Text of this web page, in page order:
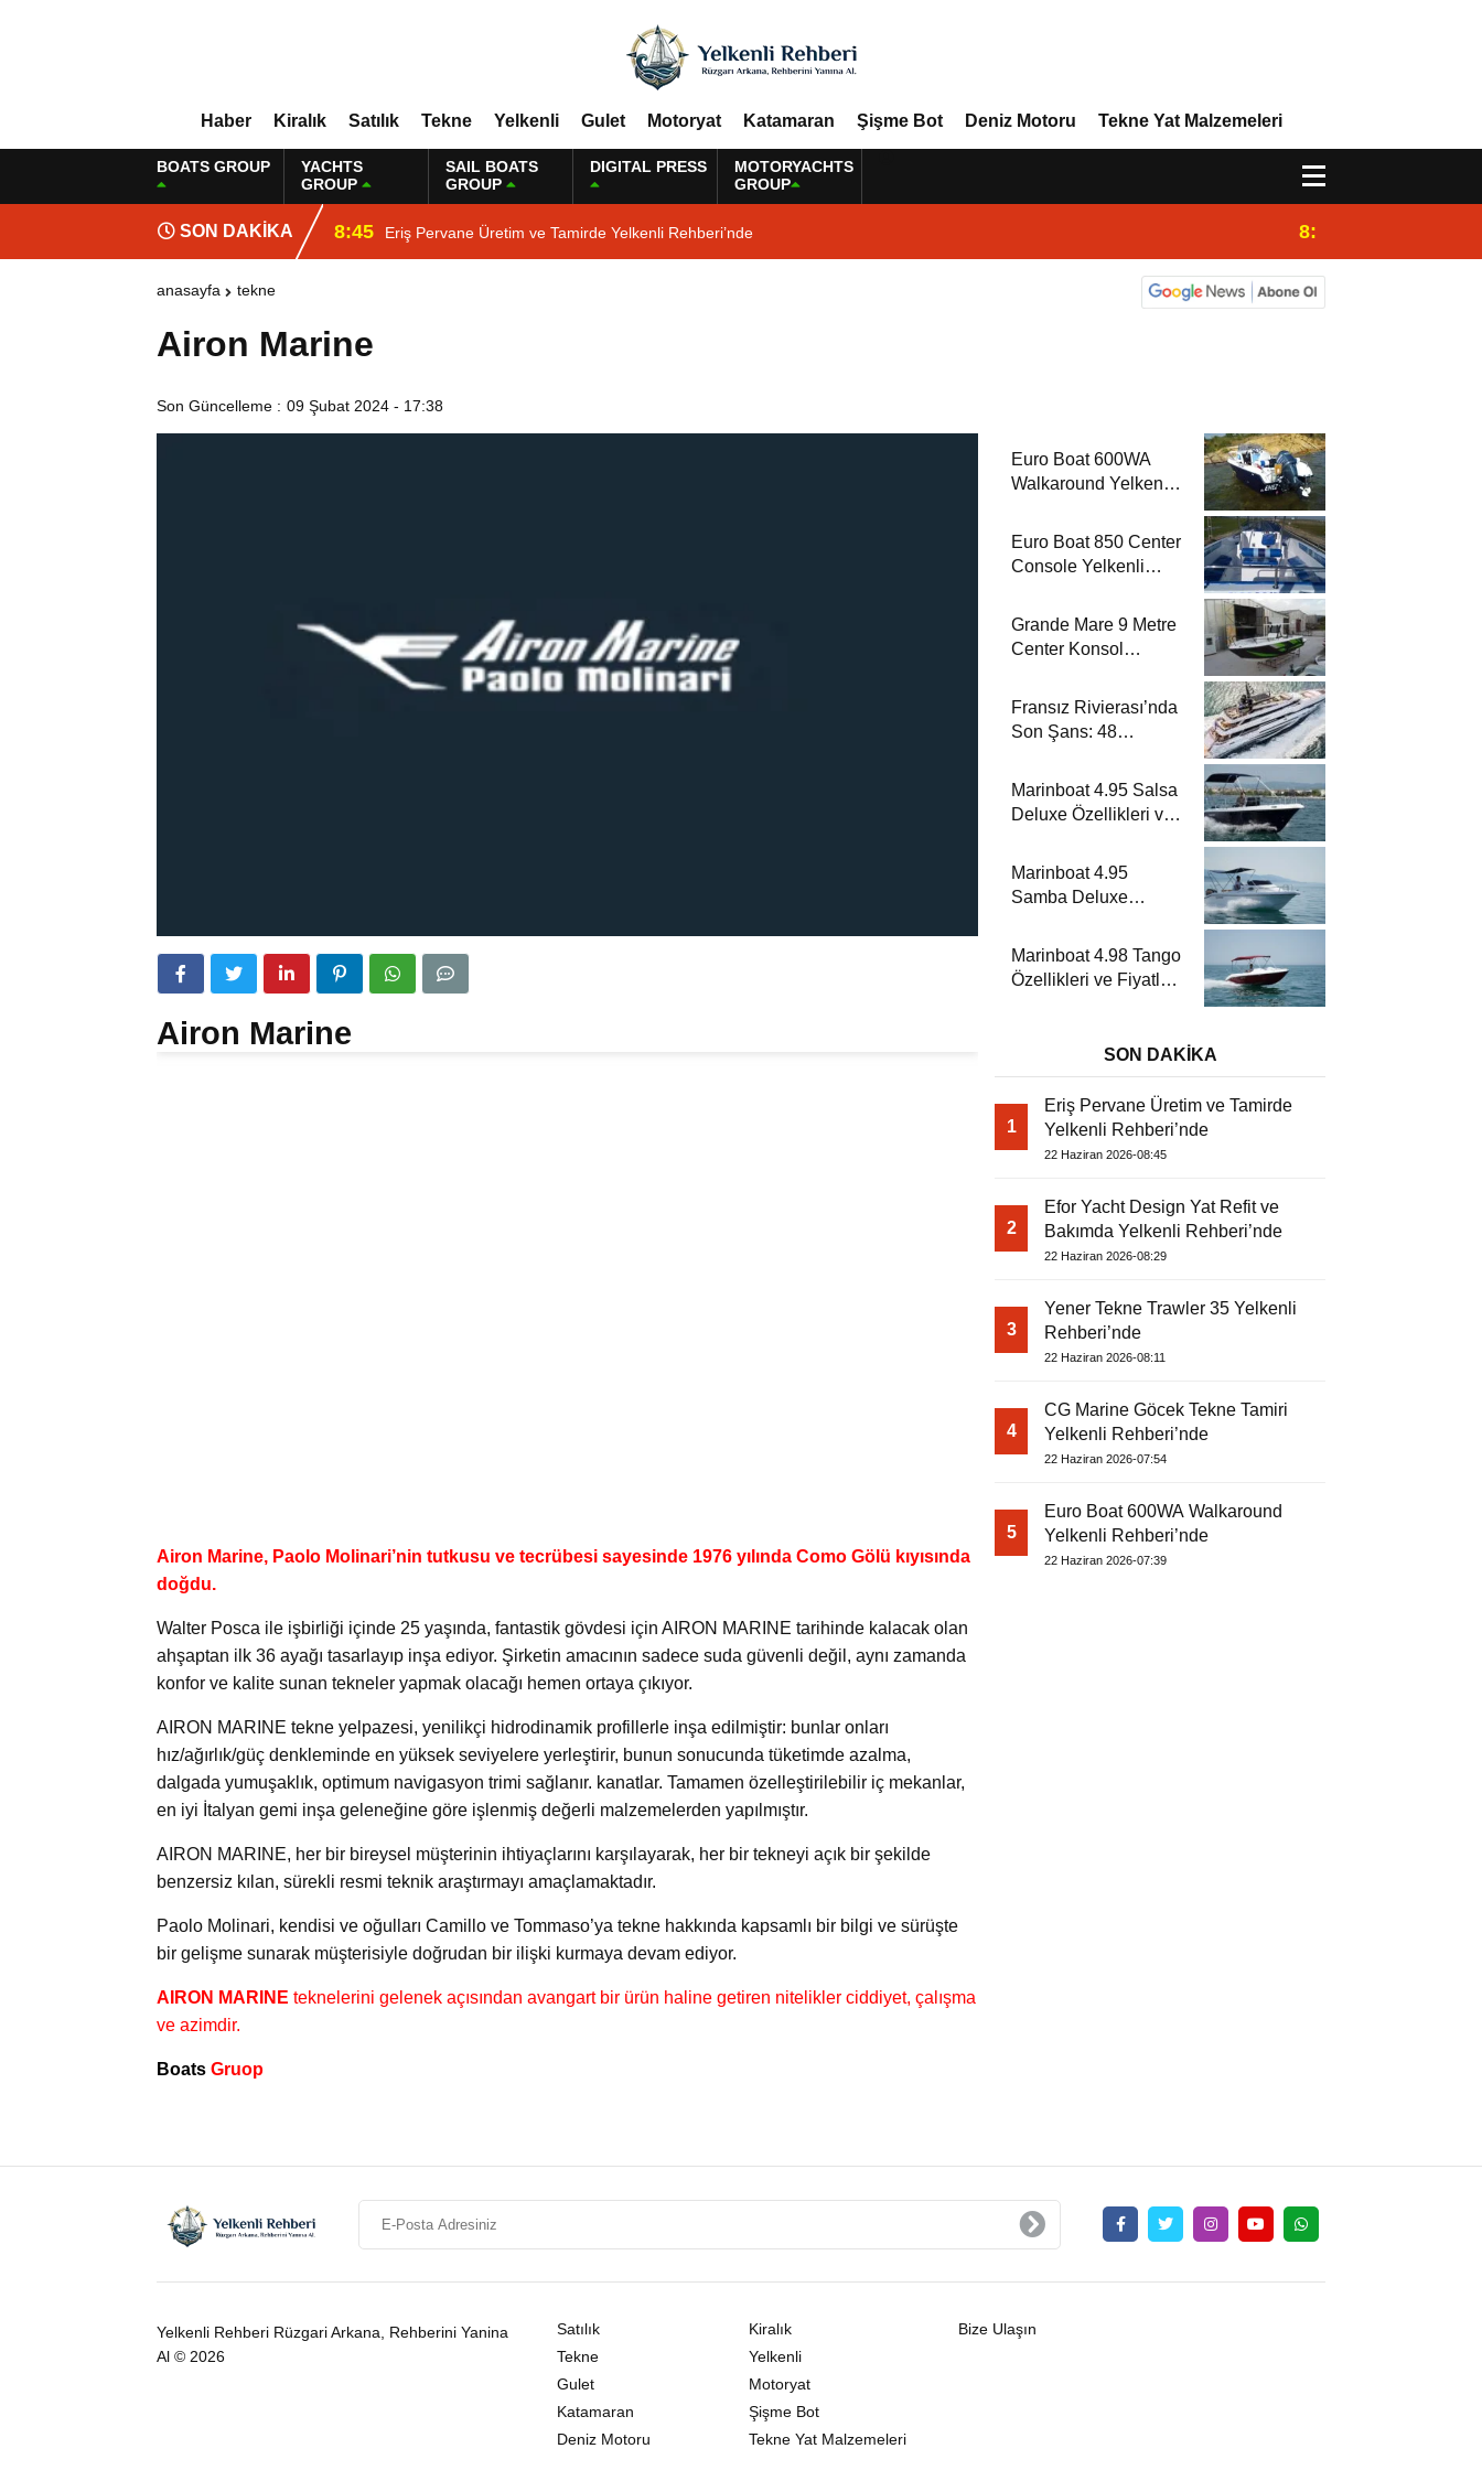
Haber Kiralık Satılık Tekne Yelkenli Gulet Motoryat Katamaran Şişme Bot Deniz Motoru Tekne Yat Malzemeleri
BOATS GROUP
YACHTS
GROUP
SAIL BOATS
GROUP
DIGITAL PRESS
MOTORYACHTS
GROUP
SON DAKİKA 8:45 Eriş Pervane Üretim ve Tamirde Yelkenli Rehberi’nde 8:29
anasayfa tekne
Airon Marine
Son Güncelleme : 09 Şubat 2024 - 17:38
Airon Marine
Airon Marine, Paolo Molinari’nin tutkusu ve tecrübesi sayesinde 1976 yılında Como Gölü kıyısında
doğdu.
Walter Posca ile işbirliği içinde 25 yaşında, fantastik gövdesi için AIRON MARINE tarihinde kalacak olan
ahşaptan ilk 36 ayağı tasarlayıp inşa ediyor. Şirketin amacının sadece suda güvenli değil, aynı zamanda
konfor ve kalite sunan tekneler yapmak olacağı hemen ortaya çıkıyor.
AIRON MARINE tekne yelpazesi, yenilikçi hidrodinamik profillerle inşa edilmiştir: bunlar onları
hız/ağırlık/güç denkleminde en yüksek seviyelere yerleştirir, bunun sonucunda tüketimde azalma,
dalgada yumuşaklık, optimum navigasyon trimi sağlanır. kanatlar. Tamamen özelleştirilebilir iç mekanlar,
en iyi İtalyan gemi inşa geleneğine göre işlenmiş değerli malzemelerden yapılmıştır.
AIRON MARINE, her bir bireysel müşterinin ihtiyaçlarını karşılayarak, her bir tekneyi açık bir şekilde
benzersiz kılan, sürekli resmi teknik araştırmayı amaçlamaktadır.
Paolo Molinari, kendisi ve oğulları Camillo ve Tommaso’ya tekne hakkında kapsamlı bir bilgi ve sürüşte
bir gelişme sunarak müşterisiyle doğrudan bir ilişki kurmaya devam ediyor.
AIRON MARINE teknelerini gelenek açısından avangart bir ürün haline getiren nitelikler ciddiyet, çalışma
ve azimdir.
Boats Gruop
Euro Boat 600WA
Walkaround Yelkenli
Euro Boat 850 Center
Console Yelkenli
Grande Mare 9 Metre
Center Konsol
Fransız Rivierası’nda
Son Şans: 48
Mükemmel Bir Yat
Tatili
Marinboat 4.95 Salsa
Deluxe Özellikleri ve
Lüks Tekne
Marinboat 4.95
Samba Deluxe
– A Sınıfı Lüks Tekne
Marinboat 4.98 Tango
Özellikleri ve Fiyatları
SON DAKİKA
1
Eriş Pervane Üretim ve Tamirde
Yelkenli Rehberi’nde
22 Haziran 2026-08:45
2
Efor Yacht Design Yat Refit ve
Bakımda Yelkenli Rehberi’nde
22 Haziran 2026-08:29
3
Yener Tekne Trawler 35 Yelkenli
Rehberi’nde
22 Haziran 2026-08:11
4
CG Marine Göcek Tekne Tamiri
Yelkenli Rehberi’nde
22 Haziran 2026-07:54
5
Euro Boat 600WA Walkaround
Yelkenli Rehberi’nde
22 Haziran 2026-07:39
Yelkenli Rehberi Rüzgari Arkana, Rehberini Yanina
Al © 2026
Satılık
Kiralık
Tekne
Yelkenli
Gulet
Motoryat
Katamaran
Şişme Bot
Deniz Motoru
Tekne Yat Malzemeleri
Bize Ulaşın